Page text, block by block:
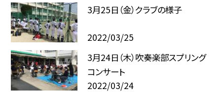
3月25日（金）クラブの様子
2022/03/25
3月24日（木）吹奏楽部スプリング
コンサート
2022/03/24